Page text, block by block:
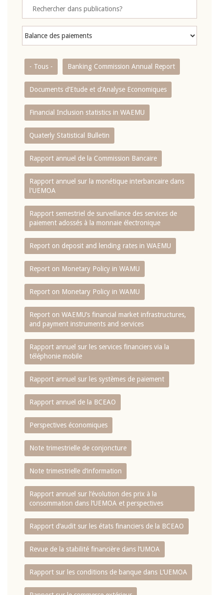
- Tous - Banking Commission Annual Report
Documents d’Etude et d’Analyse Economiques
Financial Inclusion statistics in WAEMU
Quaterly Statistical Bulletin
Rapport annuel de la Commission Bancaire
Rapport annuel sur la monétique interbancaire dans
l'UEMOA
Rapport semestriel de surveillance des services de
paiement adossés à la monnaie électronique
Report on deposit and lending rates in WAEMU
Report on Monetary Policy in WAMU
Report on Monetary Policy in WAMU
Report on WAEMU’s financial market infrastructures,
and payment instruments and services
Rapport annuel sur les services financiers via la
téléphonie mobile
Rapport annuel sur les systèmes de paiement
Rapport annuel de la BCEAO
Perspectives économiques
Note trimestrielle de conjoncture
Note trimestrielle d‘information
Rapport annuel sur l‘évolution des prix à la
consommation dans l‘UEMOA et perspectives
Rapport d‘audit sur les états financiers de la BCEAO
Revue de la stabilité financière dans l‘UMOA
Rapport sur les conditions de banque dans L‘UEMOA